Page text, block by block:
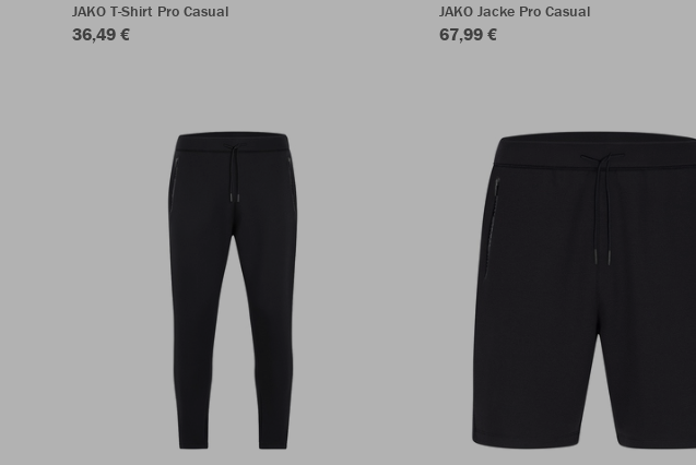
JAKO T-Shirt Pro Casual
36,49 €
JAKO Jacke Pro Casual
67,99 €